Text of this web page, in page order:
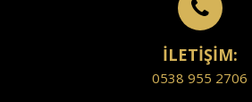
İLETİŞİM:
0538 955 2706